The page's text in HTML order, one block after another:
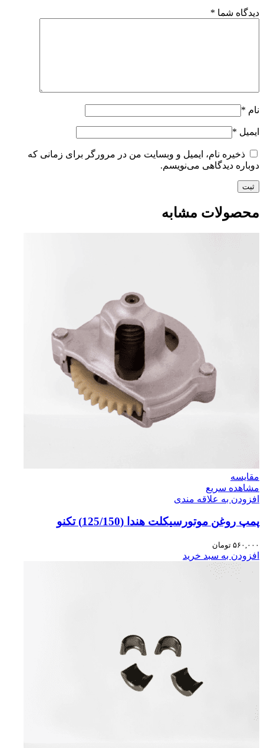
دیدگاه شما *
نام *
ایمیل *
ذخیره نام، ایمیل و وبسایت من در مرورگر برای زمانی که
دوباره دیدگاهی می‌نویسم.
محصولات مشابه
مقایسه
مشاهده سریع
افزودن به علاقه مندی
پمپ روغن موتورسیکلت هندا (125/150) تکنو
۵۶۰,۰۰۰ تومان
افزودن به سبد خرید